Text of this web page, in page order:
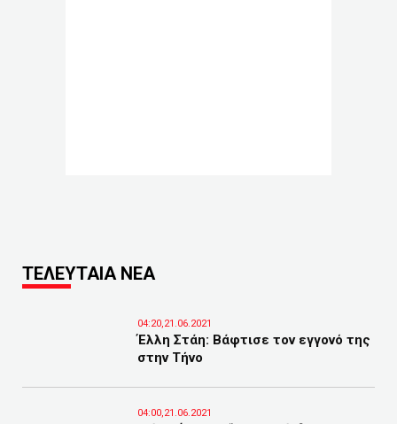
ΤΕΛΕΥΤΑΙΑ ΝΕΑ
04:20,21.06.2021
Έλλη Στάη: Βάφτισε τον εγγονό της
στην Τήνο
04:00,21.06.2021